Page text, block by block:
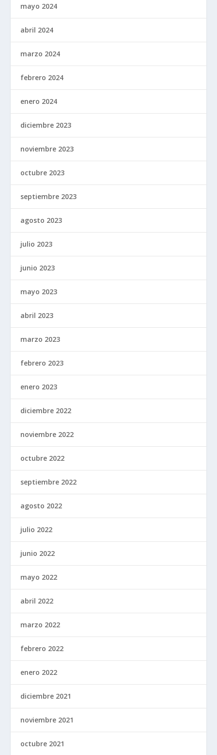
mayo 2024
abril 2024
marzo 2024
febrero 2024
enero 2024
diciembre 2023
noviembre 2023
octubre 2023
septiembre 2023
agosto 2023
julio 2023
junio 2023
mayo 2023
abril 2023
marzo 2023
febrero 2023
enero 2023
diciembre 2022
noviembre 2022
octubre 2022
septiembre 2022
agosto 2022
julio 2022
junio 2022
mayo 2022
abril 2022
marzo 2022
febrero 2022
enero 2022
diciembre 2021
noviembre 2021
octubre 2021